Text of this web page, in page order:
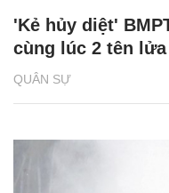
QUÂN SỰ
'Kẻ hủy diệt'
cùng lúc 2 tên